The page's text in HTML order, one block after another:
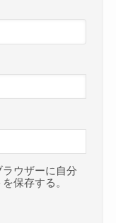
ウザーに自分
保存する。